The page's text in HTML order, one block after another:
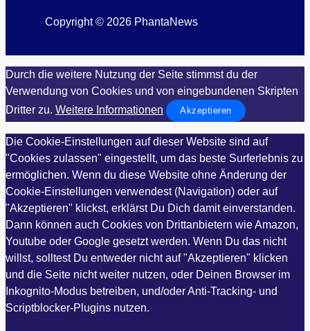
Copyright © 2026 PhantaNews
Durch die weitere Nutzung der Seite stimmst du der
Verwendung von Cookies und von eingebundenen Skripten
Dritter zu. Weitere Informationen Akzeptieren
Die Cookie-Einstellungen auf dieser Website sind auf
"Cookies zulassen" eingestellt, um das beste Surferlebnis zu
ermöglichen. Wenn du diese Website ohne Änderung der
Cookie-Einstellungen verwendest (Navigation) oder auf
"Akzeptieren" klickst, erklärst Du Dich damit einverstanden.
Dann können auch Cookies von Drittanbietern wie Amazon,
Youtube oder Google gesetzt werden. Wenn Du das nicht
willst, solltest Du entweder nicht auf "Akzeptieren" klicken
und die Seite nicht weiter nutzen, oder Deinen Browser im
Inkognito-Modus betreiben, und/oder Anti-Tracking- und
Scriptblocker-Plugins nutzen.